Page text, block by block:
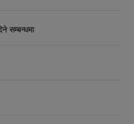
सम्बन्धमा